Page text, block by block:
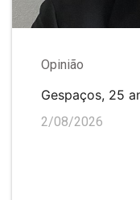
Opinião
Gespaços, 25
2/08/2026